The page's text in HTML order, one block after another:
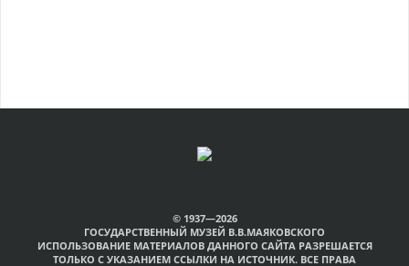
© 1937—2026
ГОСУДАРСТВЕННЫЙ МУЗЕЙ В.В.МАЯКОВСКОГО
ИСПОЛЬЗОВАНИЕ МАТЕРИАЛОВ ДАННОГО САЙТА РАЗРЕШАЕТСЯ
ТОЛЬКО С УКАЗАНИЕМ ССЫЛКИ НА ИСТОЧНИК. ВСЕ ПРАВА